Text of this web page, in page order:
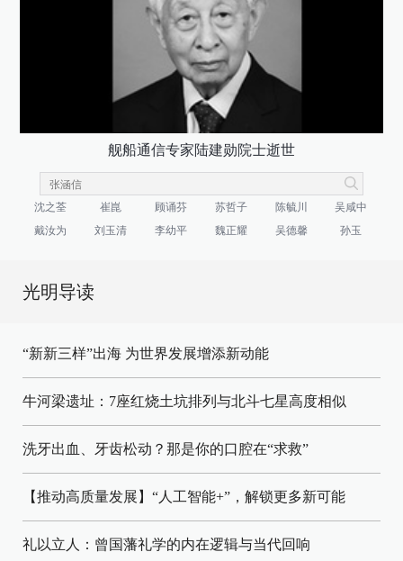
舰船通信专家陆建勋院士逝世
沈之荃 崔崑 顾诵芬 苏哲子 陈毓川
吴咸中
戴汝为
刘玉清 李幼平 魏正耀 吴德馨 孙玉
光明导读
“新新三样”出海 为世界发展增添新动能
牛河梁遗址：7座红烧土坑排列与北斗七星高度相似
洗牙出血、牙齿松动？那是你的口腔在“求救”
【推动高质量发展】“人工智能+”，解锁更多新可能
礼以立人：曾国藩礼学的内在逻辑与当代回响